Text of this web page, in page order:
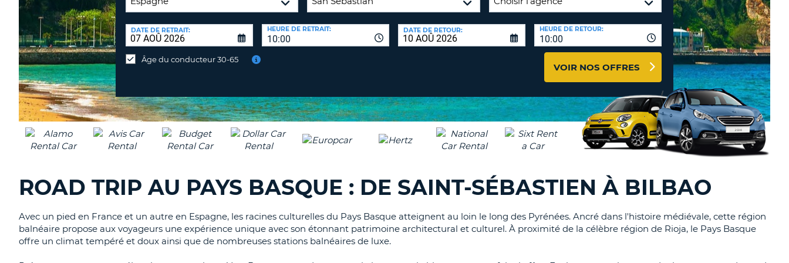
8-
CARACTÈRES
CARACTÈRE
MAJUSCULE
AU
MINUSCULE
MOINS
UN
VÉRIFICATION
RÉINITIALISER
DE
PASSE
CANCEL
AGENCES DE VOYAGES &
AFFILIÉS
CONNEXION
Lieu
de
restitution
DE
RESTITUTION:
DATE DE RETRAIT:
10:00
HEURE DE RETRAIT: DATE DE RETOUR:
10:00
HEURE DE RETOUR:
Âge du conducteur 30-65
VOIR NOS OFFRES
ROAD TRIP AU PAYS BASQUE : DE SAINT-SÉBASTIEN À BILBAO
Avec un pied en France et un autre en Espagne, les racines culturelles du Pays Basque atteignent au loin le long des Pyrénées. Ancré dans l'histoire médiévale, cette région
balnéaire propose aux voyageurs une expérience unique avec son étonnant patrimoine architectural et culturel. À proximité de la célèbre région de Rioja, le Pays Basque
offre un climat tempéré et doux ainsi que de nombreuses stations balnéaires de luxe.